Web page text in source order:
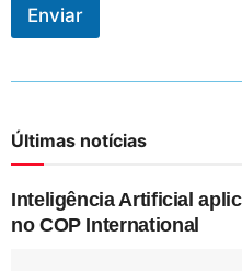
Enviar
Últimas notícias
Inteligência Artificial
no COP International